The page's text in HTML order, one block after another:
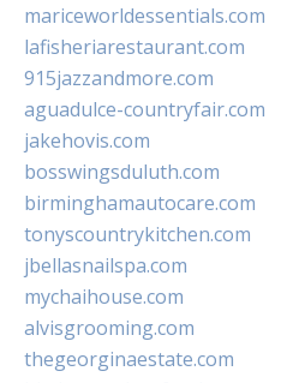
mariceworldessentials.com
lafisheriarestaurant.com
915jazzandmore.com
aguadulce-countryfair.com
jakehovis.com
bosswingsduluth.com
birminghamautocare.com
tonyscountrykitchen.com
jbellasnailspa.com
mychaihouse.com
alvisgrooming.com
thegeorginaestate.com